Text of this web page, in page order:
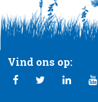
Vind ons op: